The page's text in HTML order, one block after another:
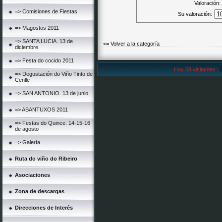
=> Comisiones de Fiestas
=> Magostos 2011
=> SANTA LUCIA. 13 de
diciembre
=> Festa do cocido 2011
=> Degustación do Viño Tinto de
Cenlle
=> SAN ANTONIO. 13 de junio.
=> ABANTUXOS 2011
=> Festas do Quince. 14-15-16
de agosto
=> Galería
Ruta do viño do Ribeiro
Asociaciones
Zona de descargas
Direcciones de Interés
Valoración:
Su valoración:
<= Volver a la categoría
Hoy 58 visitantes